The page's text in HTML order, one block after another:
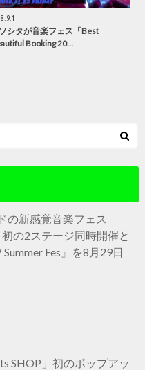
シタが音楽フェス「Best
Booking 20…
の新感覚音楽フェス
初の2ステージ同時開催と
Fes』を8月29日
SHOP」初のポップアッ